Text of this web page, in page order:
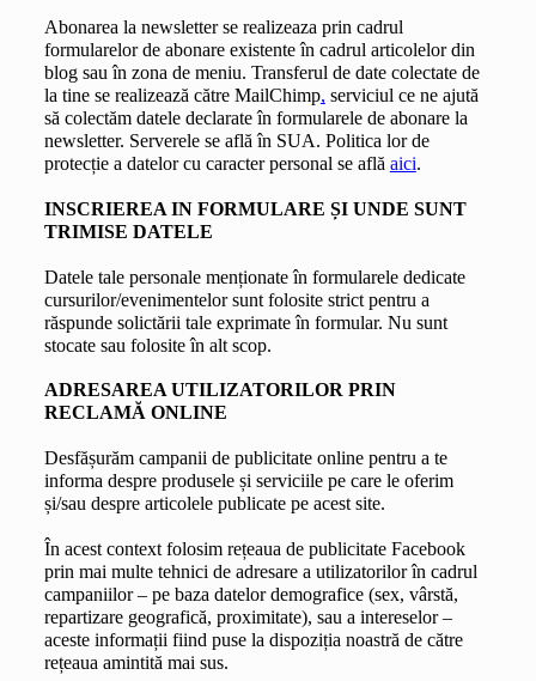
Abonarea la newsletter se realizeaza prin cadrul
formularelor de abonare existente în cadrul articolelor din
blog sau în zona de meniu. Transferul de date colectate de
la tine se realizează către MailChimp, serviciul ce ne ajută
să colectăm datele declarate în formularele de abonare la
newsletter. Serverele se află în SUA. Politica lor de
protecție a datelor cu caracter personal se află aici.
INSCRIEREA IN FORMULARE ȘI UNDE SUNT
TRIMISE DATELE
Datele tale personale menționate în formularele dedicate
cursurilor/evenimentelor sunt folosite strict pentru a
răspunde solictării tale exprimate în formular. Nu sunt
stocate sau folosite în alt scop.
ADRESAREA UTILIZATORILOR PRIN
RECLAMĂ ONLINE
Desfășurăm campanii de publicitate online pentru a te
informa despre produsele și serviciile pe care le oferim
și/sau despre articolele publicate pe acest site.
În acest context folosim rețeaua de publicitate Facebook
prin mai multe tehnici de adresare a utilizatorilor în cadrul
campaniilor – pe baza datelor demografice (sex, vârstă,
repartizare geografică, proximitate), sau a intereselor –
aceste informații fiind puse la dispoziția noastră de către
rețeaua amintită mai sus.